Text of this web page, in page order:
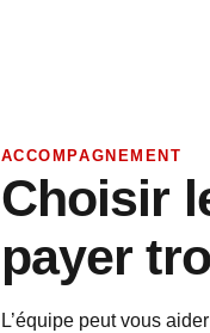
ACCOMPAGNEMENT
Choisir
payer
L’équipe peut vous